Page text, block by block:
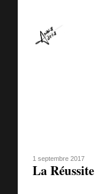
1 septembre 2017
La Réussite